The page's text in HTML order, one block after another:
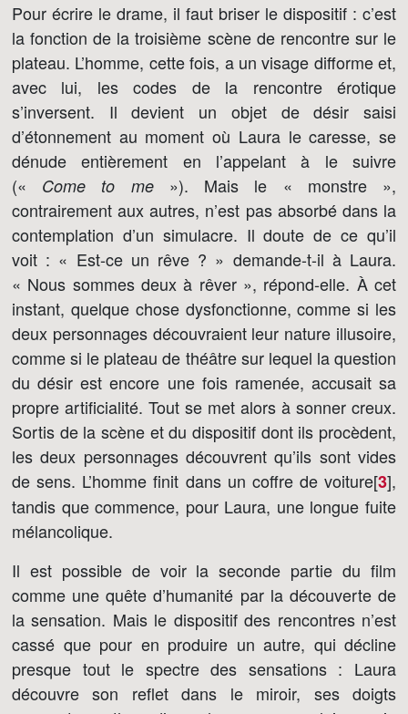
Pour écrire le drame, il faut briser le dispositif : c’est
la fonction de la troisième scène de rencontre sur le
plateau. L’homme, cette fois, a un visage difforme et,
avec lui, les codes de la rencontre érotique
s’inversent. Il devient un objet de désir saisi
d’étonnement au moment où Laura le caresse, se
dénude entièrement en l’appelant à le suivre
(« Come to me»). Mais le « monstre »,
contrairement aux autres, n’est pas absorbé dans la
contemplation d’un simulacre. Il doute de ce qu’il
voit : « Est-ce un rêve ? » demande-t-il à Laura.
« Nous sommes deux à rêver », répond-elle. À cet
instant, quelque chose dysfonctionne, comme si les
deux personnages découvraient leur nature illusoire,
comme si le plateau de théâtre sur lequel la question
du désir est encore une fois ramenée, accusait sa
propre artificialité. Tout se met alors à sonner creux.
Sortis de la scène et du dispositif dont ils procèdent,
les deux personnages découvrent qu’ils sont vides
de sens. L’homme finit dans un coffre de voiture[3],
tandis que commence, pour Laura, une longue fuite
mélancolique.
Il est possible de voir la seconde partie du film
comme une quête d’humanité par la découverte de
la sensation. Mais le dispositif des rencontres n’est
cassé que pour en produire un autre, qui décline
presque tout le spectre des sensations : Laura
découvre son reflet dans le miroir, ses doigts